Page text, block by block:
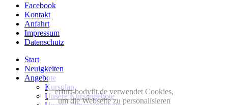
Facebook
Kontakt
Anfahrt
Impressum
Datenschutz
Start
Neuigkeiten
Angebote
Kursplan
Unsere Kursangebote
erfurt-bodyfit.de verwendet Cookies,
um die Webseite zu personalisieren